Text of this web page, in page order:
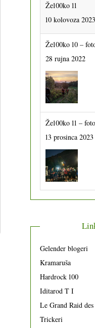
Že100ko 11
10 kolovoza 2023
Že100ko 10 –
28 rujna 2022
Že100ko 11 –
13 prosinca 2023
Gelender blogeri
Kramaruša
Hardrock 100
Iditarod T I
Le Grand Raid des
Trickeri